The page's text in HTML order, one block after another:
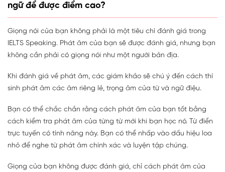
ngữ để được điểm cao?
Giọng nói của bạn không phải là một tiêu chí đánh giá trong
IELTS Speaking. Phát âm của bạn sẽ được đánh giá, nhưng bạn
không cần phải có giọng nói như một người bản địa.
Khi đánh giá về phát âm, các giám khảo sẽ chú ý đến cách thí
sinh phát âm các âm riêng lẻ, trọng âm của từ và ngữ điệu.
Bạn có thể chắc chắn rằng cách phát âm của bạn tốt bằng
cách kiểm tra phát âm của từng từ mới khi bạn học nó. Từ điển
trực tuyến có tính năng này. Bạn có thể nhấp vào dấu hiệu loa
nhỏ để nghe từ phát âm chính xác và luyện tập chúng.
Giọng của bạn không được đánh giá, chỉ cách phát âm của